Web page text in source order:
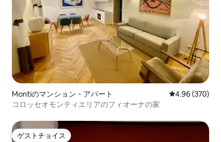
Montiのマンション・アパート レビュー370
4.96 (370)
コロッセオモンティエリアのフィオーナの家
ゲストチョイス
ゲストチョイス